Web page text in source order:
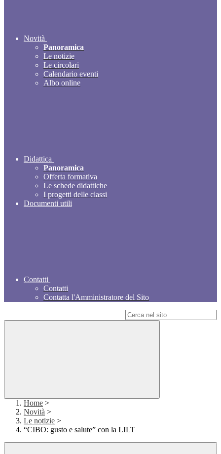
Novità
Panoramica
Le notizie
Le circolari
Calendario eventi
Albo online
Didattica
Panoramica
Offerta formativa
Le schede didattiche
I progetti delle classi
Documenti utili
Contatti
Contatti
Contatta l'Amministratore del Sito
Home >
Novità >
Le notizie >
“CIBO: gusto e salute” con la LILT